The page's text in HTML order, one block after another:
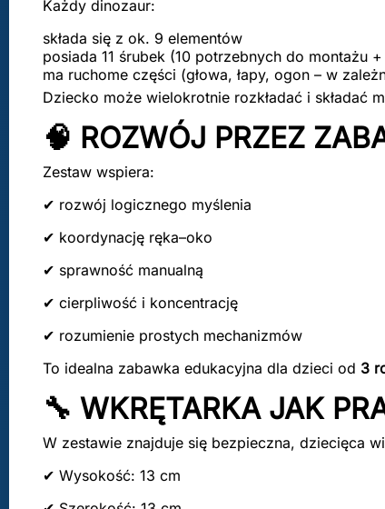
Każdy dinozaur:
składa się z ok. 9 elementów
posiada 11 śrubek (10 potrzebnych do montażu
ma ruchome części (głowa, łapy, ogon – w
Dziecko może wielokrotnie rozkładać i składać
🧠 ROZWÓJ PRZEZ
Zestaw wspiera:
✔ rozwój logicznego myślenia
✔ koordynację ręka–oko
✔ sprawność manualną
✔ cierpliwość i koncentrację
✔ rozumienie prostych mechanizmów
To idealna zabawka edukacyjna dla dzieci od 3
🔧 WKRĘTARKA JAK
W zestawie znajduje się bezpieczna, dziecięca
✔ Wysokość: 13 cm